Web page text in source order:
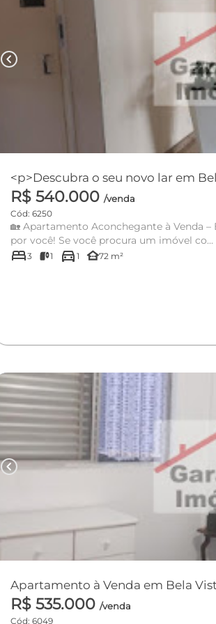
chevron_left
<p>Descubra o seu novo lar em
R$ 540.000/venda
Cód: 6250
🏡 Apartamento Aconchegante à Venda – Bela Vista |
por você! Se você procura um imóvel co...
bed3 1 directions_car 1 other_houses72 m²
chevron_left
Apartamento à Venda em Bela
R$ 535.000/venda
Cód: 6049